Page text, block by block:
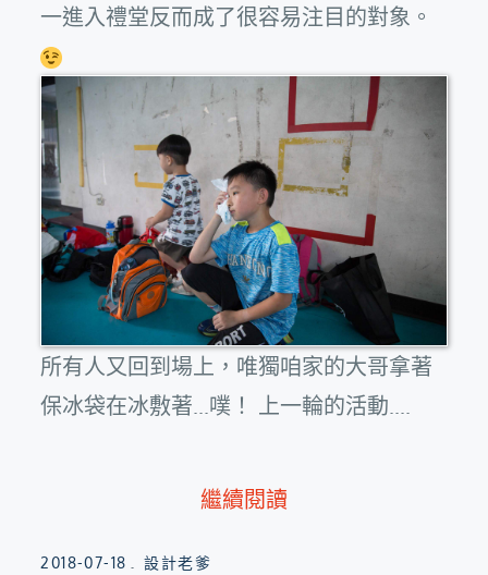
一進入禮堂反而成了很容易注目的對象。
所有人又回到場上，唯獨咱家的大哥拿著
保冰袋在冰敷著...噗！ 上一輪的活動....
繼續閱讀
Posted
2018-07-18 設計老爹